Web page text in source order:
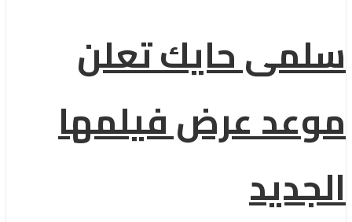
سلمى حايك تعلن
موعد عرض فيلمها
الجديد